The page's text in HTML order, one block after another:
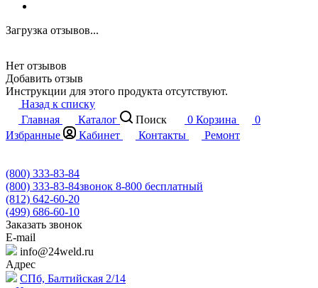
Загрузка отзывов...
Нет отзывов
Добавить отзыв
Инструкции для этого продукта отсутствуют.
Назад к списку
Главная
Каталог Поиск 0 Корзина
0
Избранные
Кабинет Контакты Ремонт
(800) 333-83-84
(800) 333-83-84звонок 8-800 бесплатный
(812) 642-60-20
(499) 686-60-10
Заказать звонок
E-mail
info@24weld.ru
Адрес
СПб, Балтийская 2/14